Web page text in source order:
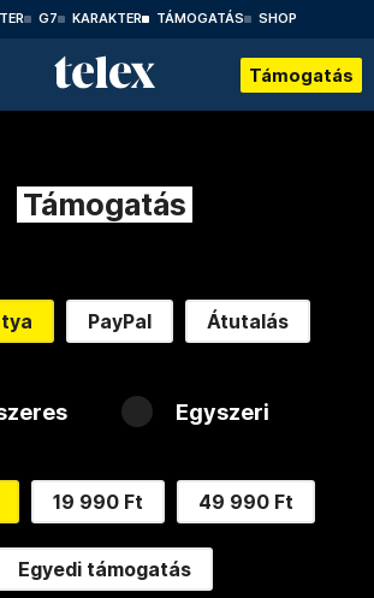
G7 KARAKTER TÁMOGATÁS SHOP
Támogatás
Támogatás
PayPal Átutalás
Egyszeri
19 990 Ft 49 990 Ft
Egyedi támogatás